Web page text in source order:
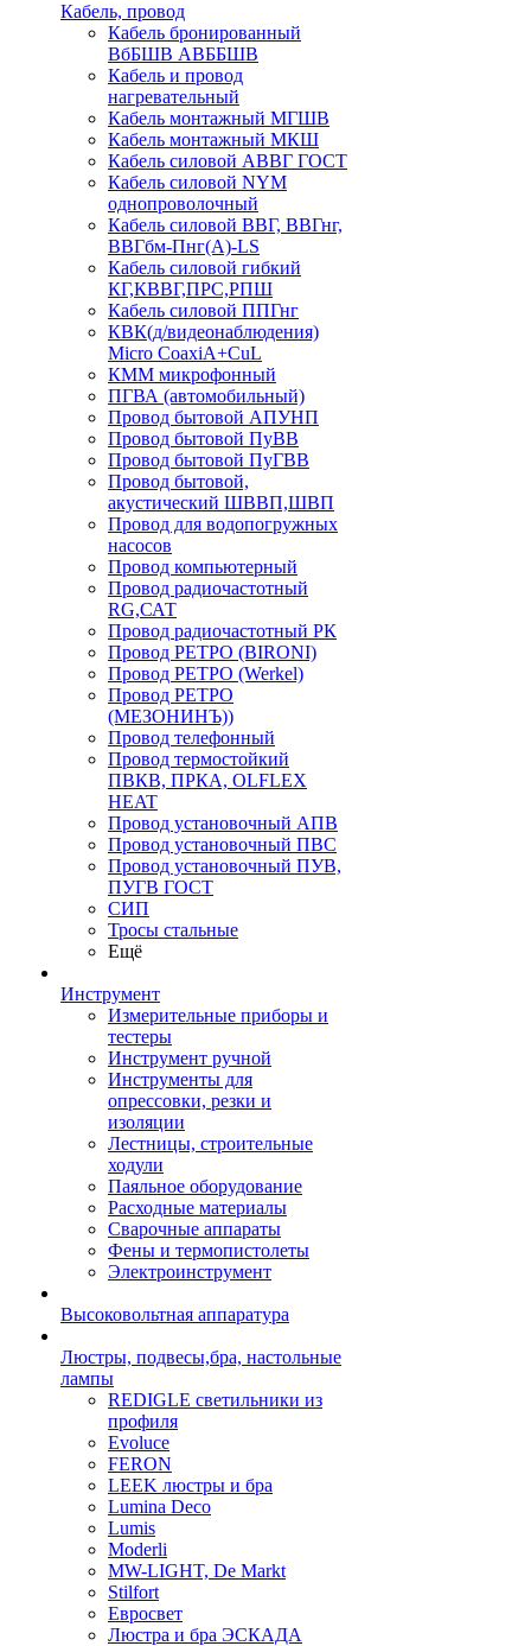
Кабель, провод
Кабель бронированный
ВбБШВ АВББШВ
Кабель и провод
нагревательный
Кабель монтажный МГШВ
Кабель монтажный МКШ
Кабель силовой АВВГ ГОСТ
Кабель силовой NYM
однопроволочный
Кабель силовой ВВГ, ВВГнг,
ВВГбм-Пнг(А)-LS
Кабель силовой гибкий
КГ,КВВГ,ПРС,РПШ
Кабель силовой ППГнг
КВК(д/видеонаблюдения)
Micro CoaxiA+CuL
КММ микрофонный
ПГВА (автомобильный)
Провод бытовой АПУНП
Провод бытовой ПуВВ
Провод бытовой ПуГВВ
Провод бытовой,
акустический ШВВП,ШВП
Провод для водопогружных
насосов
Провод компьютерный
Провод радиочастотный
RG,САТ
Провод радиочастотный РК
Провод РЕТРО (BIRONI)
Провод РЕТРО (Werkel)
Провод РЕТРО
(МЕЗОНИНЪ))
Провод телефонный
Провод термостойкий
ПВКВ, ПРКА, OLFLEX
HEAT
Провод установочный АПВ
Провод установочный ПВС
Провод установочный ПУВ,
ПУГВ ГОСТ
СИП
Тросы стальные
Ещё
Инструмент
Измерительные приборы и
тестеры
Инструмент ручной
Инструменты для
опрессовки, резки и
изоляции
Лестницы, строительные
ходули
Паяльное оборудование
Расходные материалы
Сварочные аппараты
Фены и термопистолеты
Электроинструмент
Высоковольтная аппаратура
Люстры, подвесы,бра, настольные
лампы
REDIGLE светильники из
профиля
Evoluce
FERON
LEEK люстры и бра
Lumina Deco
Lumis
Moderli
MW-LIGHT, De Markt
Stilfort
Евросвет
Люстра и бра ЭСКАДА